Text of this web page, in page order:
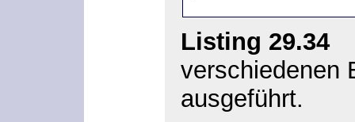
Listing 29.34
verschiedenen
ausgeführt.